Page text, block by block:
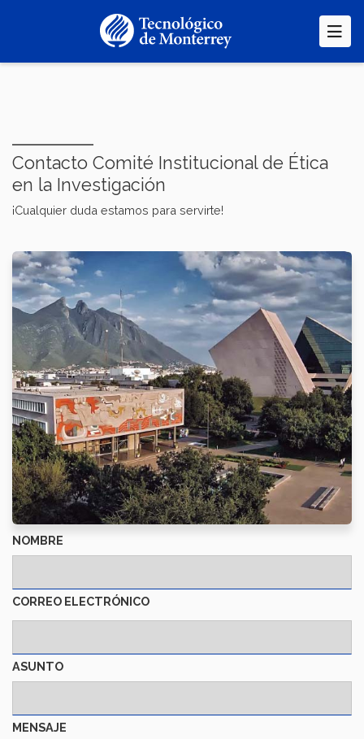
Contacto Comité Institucional de Ética
en la Investigación
¡Cualquier duda estamos para servirte!
NOMBRE
CORREO ELECTRÓNICO
ASUNTO
MENSAJE